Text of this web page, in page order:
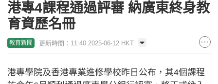
港專4課程通過評審 納廣東終身教
育資歷名冊
教育新聞 更新時間：11:40 2025-06-12 HKT
港專學院及香港專業進修學校昨日公布，其4個課程